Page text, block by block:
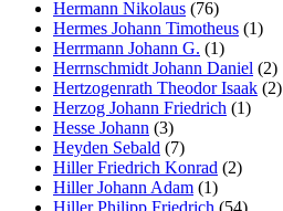
Hermann Nikolaus (76)
Hermes Johann Timotheus (1)
Herrmann Johann G. (1)
Herrnschmidt Johann Daniel (2)
Hertzogenrath Theodor Isaak (2)
Herzog Johann Friedrich (1)
Hesse Johann (3)
Heyden Sebald (7)
Hiller Friedrich Konrad (2)
Hiller Johann Adam (1)
Hiller Philipp Friedrich (54)